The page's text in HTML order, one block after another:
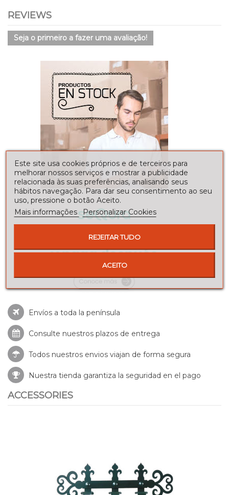
REVIEWS
Seja o primeiro a fazer uma avaliação!
Envíos a toda la península
Consulte nuestros plazos de entrega
Todos nuestros envios viajan de forma segura
Nuestra tienda garantiza la seguridad en el pago
ACCESSORIES
Este site usa cookies próprios e de terceiros para
melhorar nossos serviços e mostrar a publicidade
relacionada às suas preferências, analisando seus
hábitos navegação. Para dar seu consentimento ao seu
uso, pressione o botão Aceito.
Mais informações Personalizar Cookies
REJEITAR TUDO
ACEITO